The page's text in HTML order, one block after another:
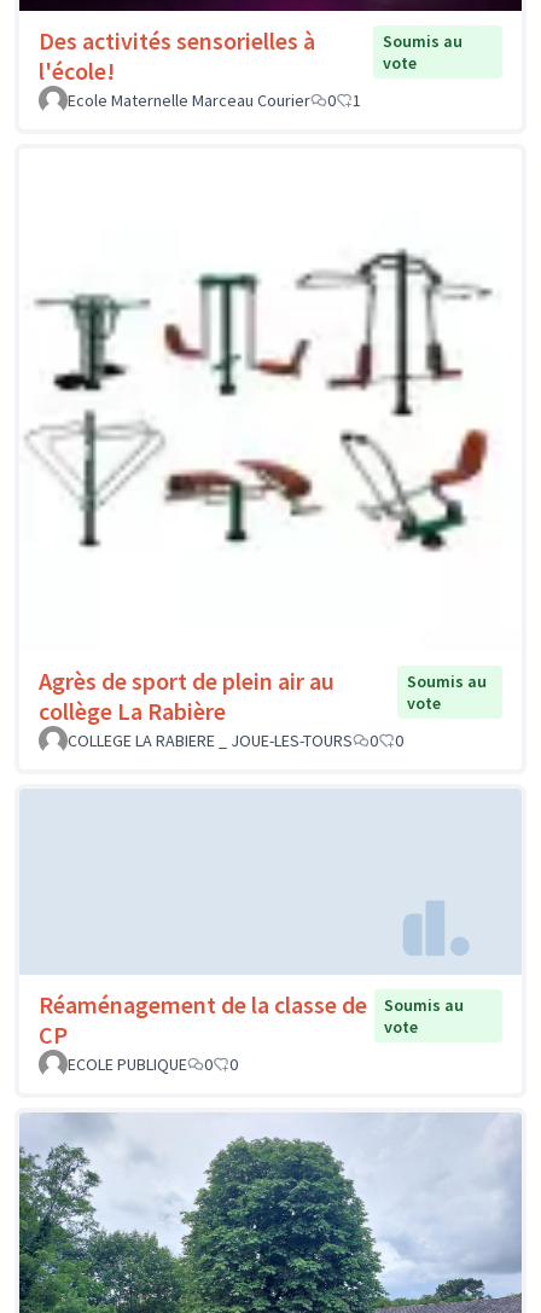
Des activités sensorielles à
l'école!
Soumis au
vote
Ecole Maternelle Marceau Courier
0 1
Agrès de sport de plein air au
collège La Rabière
Soumis au
vote
COLLEGE LA RABIERE _ JOUE-LES-TOURS
0 0
Réaménagement de la classe de
CP
Soumis au
vote
ECOLE PUBLIQUE
0 0